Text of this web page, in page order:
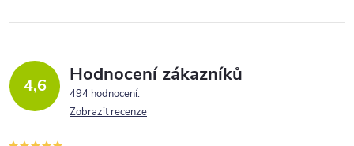
4,6 Hodnocení zákazníků
494 hodnocení
Zobrazit recenze